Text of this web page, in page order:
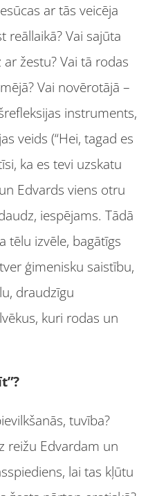
ar tās veicēja
Vai sajūta
žestu? Vai tā rodas
Vai novērotājā –
instruments,
veids (“Hei, tagad es
ka es tevi uzskatu
Edvards viens otru
iespējams. Tādā
tēlu izvēle, bagātīgs
ģimenisku saistību,
draudzīgu
kuri rodas un
tuvība?
reižu Edvardam un
lai tas kļūtu